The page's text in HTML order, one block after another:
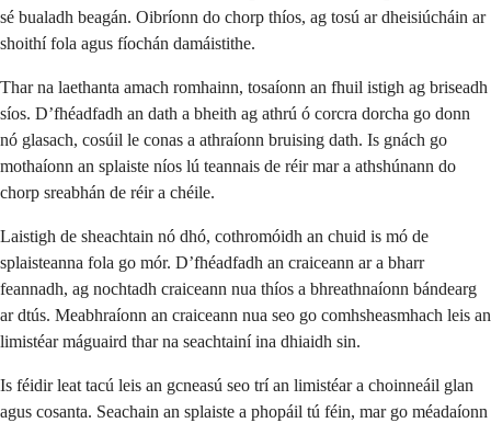
sé bualadh beagán. Oibríonn do chorp thíos, ag tosú ar dheisiúcháin ar
shoithí fola agus fíochán damáistithe.
Thar na laethanta amach romhainn, tosaíonn an fhuil istigh ag briseadh
síos. D’fhéadfadh an dath a bheith ag athrú ó corcra dorcha go donn
nó glasach, cosúil le conas a athraíonn bruising dath. Is gnách go
mothaíonn an splaiste níos lú teannais de réir mar a athshúnann do
chorp sreabhán de réir a chéile.
Laistigh de sheachtain nó dhó, cothromóidh an chuid is mó de
splaisteanna fola go mór. D’fhéadfadh an craiceann ar a bharr
feannadh, ag nochtadh craiceann nua thíos a bhreathnaíonn bándearg
ar dtús. Meabhraíonn an craiceann nua seo go comhsheasmhach leis an
limistéar máguaird thar na seachtainí ina dhiaidh sin.
Is féidir leat tacú leis an gcneasú seo trí an limistéar a choinneáil glan
agus cosanta. Seachain an splaiste a phopáil tú féin, mar go méadaíonn